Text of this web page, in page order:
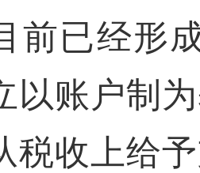
前已经形
以账户制
税收上给